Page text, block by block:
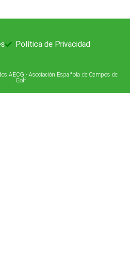
AECG - Asociación Española de Campos de
Golf.
Política de Privacidad